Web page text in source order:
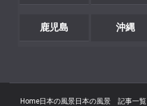
鹿児島 沖縄
Home日本の風景日本の風景 記事一覧